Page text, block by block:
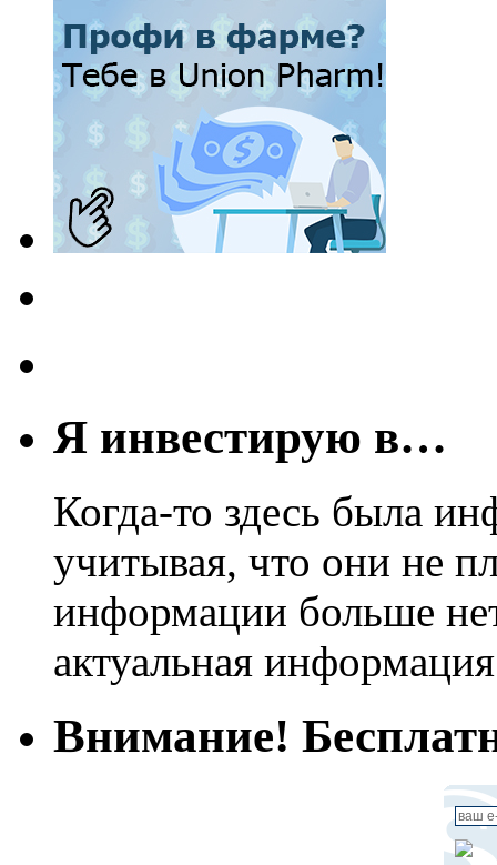
Я инвестирую в…
Когда-то здесь была
учитывая, что они не
информации больше
актуальная
Внимание!